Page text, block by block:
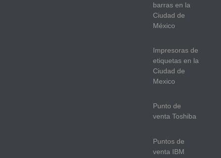
barras en la
Ciudad de
México
Impresoras de
etiquetas en la
Ciudad de
Mexico
Punto de
venta Toshiba
Puntos de
venta IBM